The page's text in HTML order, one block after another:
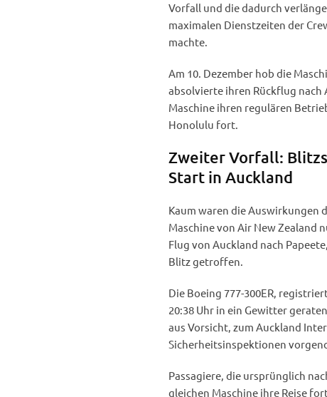
Vorfall und die dadurch
maximalen Dienstzeiten der
machte.
Am 10. Dezember hob die
absolvierte ihren Rückflug
Maschine ihren regulären
Honolulu fort.
Zweiter Vorfall:
Start in Auckland
Kaum waren die Auswirkungen
Maschine von Air New Zealand
Flug von Auckland nach
Blitz getroffen.
Die Boeing 777-300ER,
20:38 Uhr in ein Gewitter
aus Vorsicht, zum Auckland
Sicherheitsinspektionen
Passagiere, die ursprünglich
gleichen Maschine ihre Reise